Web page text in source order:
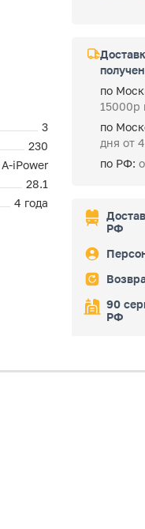
3
230
A-iPower
28.1
4 года
по
15000р
по
дня от
по РФ:
РФ
90
РФ